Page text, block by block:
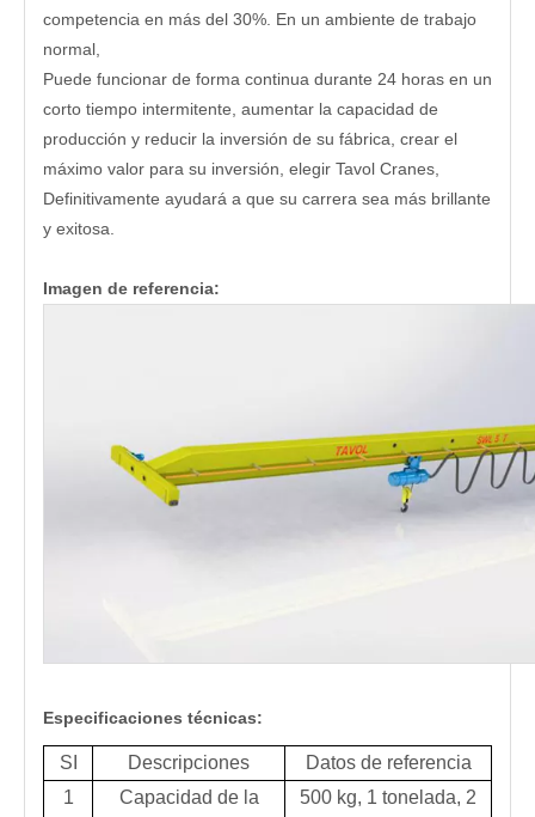
competencia en más del 30%. En un ambiente de trabajo
normal,
Puede funcionar de forma continua durante 24 horas en un
corto tiempo intermitente, aumentar la capacidad de
producción y reducir la inversión de su fábrica, crear el
máximo valor para su inversión, elegir Tavol Cranes,
Definitivamente ayudará a que su carrera sea más brillante
y exitosa.
Imagen de referencia:
Especificaciones técnicas:
SI Descripciones
Datos de referencia
1
Capacidad de la
500 kg, 1 tonelada, 2